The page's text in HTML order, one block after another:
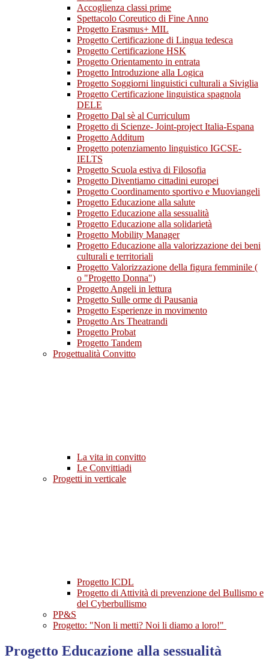
Accoglienza classi prime
Spettacolo Coreutico di Fine Anno
Progetto Erasmus+ MIL
Progetto Certificazione di Lingua tedesca
Progetto Certificazione HSK
Progetto Orientamento in entrata
Progetto Introduzione alla Logica
Progetto Soggiorni linguistici culturali a Siviglia
Progetto Certificazione linguistica spagnola
DELE
Progetto Dal sè al Curriculum
Progetto di Scienze- Joint-project Italia-Espana
Progetto Additum
Progetto potenziamento linguistico IGCSE-
IELTS
Progetto Scuola estiva di Filosofia
Progetto Diventiamo cittadini europei
Progetto Coordinamento sportivo e Muoviangeli
Progetto Educazione alla salute
Progetto Educazione alla sessualità
Progetto Educazione alla solidarietà
Progetto Mobility Manager
Progetto Educazione alla valorizzazione dei beni
culturali e territoriali
Progetto Valorizzazione della figura femminile (
o "Progetto Donna")
Progetto Angeli in lettura
Progetto Sulle orme di Pausania
Progetto Esperienze in movimento
Progetto Ars Theatrandi
Progetto Probat
Progetto Tandem
Progettualità Convitto
La vita in convitto
Le Convittiadi
Progetti in verticale
Progetto ICDL
Progetto di Attività di prevenzione del Bullismo e
del Cyberbullismo
PP&S
Progetto: "Non li metti? Noi li diamo a loro!"
Progetto Educazione alla sessualità